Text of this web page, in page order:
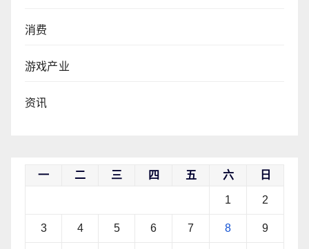
消费
游戏产业
资讯
一 二 三 四 五 六 日
1 2
3 4 5 6 7 8 9